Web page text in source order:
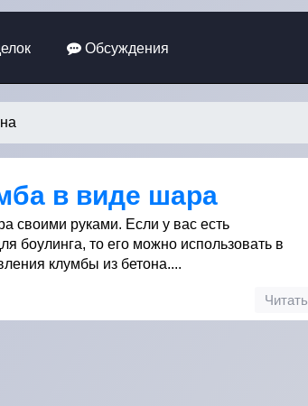
Обсуждения
в виде шара
своими руками. Если у вас есть
боулинга, то его можно использовать в
клумбы из бетона....
Читать